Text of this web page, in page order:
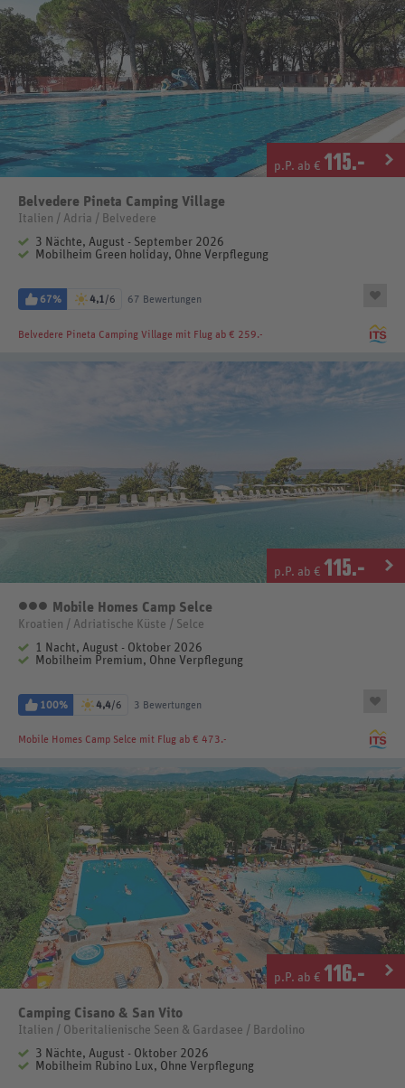
p.P. ab € 115.-
Belvedere Pineta Camping Village
Italien / Adria / Belvedere
3 Nächte, August - September 2026
Mobilheim Green holiday, Ohne Verpflegung
67% 4,1/6 67 Bewertungen
Belvedere Pineta Camping Village mit Flug ab € 259.-
p.P. ab € 115.-
3 Sterne
Mobile Homes Camp Selce
Kroatien / Adriatische Küste / Selce
1 Nacht, August - Oktober 2026
Mobilheim Premium, Ohne Verpflegung
100% 4,4/6 3 Bewertungen
Mobile Homes Camp Selce mit Flug ab € 473.-
p.P. ab € 116.-
Camping Cisano & San Vito
Italien / Oberitalienische Seen & Gardasee / Bardolino
3 Nächte, August - Oktober 2026
Mobilheim Rubino Lux, Ohne Verpflegung